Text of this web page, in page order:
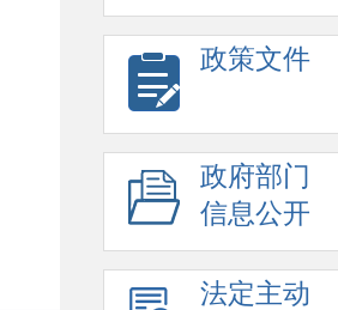
政策文件
政府部门
信息公开
法定主动